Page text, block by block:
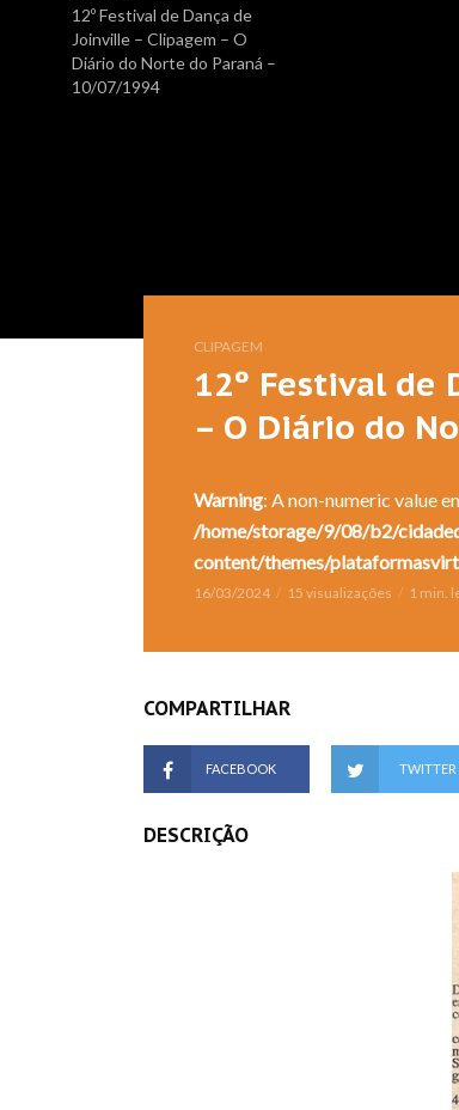
12º Festival de Dança de
Joinville – Clipagem – O
Diário do Norte do Paraná –
10/07/1994
CLIPAGEM
12º Festival de
– O Diário do
Warning: A non-numeric value
/home/storage/9/08/b2/
content/themes/
16/03/2024 15 visualizações 1 min.
COMPARTILHAR
FACEBOOK TWITTER
DESCRIÇÃO